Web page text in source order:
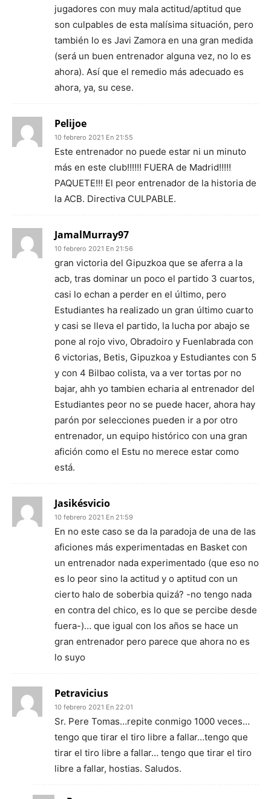
jugadores con muy mala actitud/aptitud que
son culpables de esta malísima situación, pero
también lo es Javi Zamora en una gran medida
(será un buen entrenador alguna vez, no lo es
ahora). Así que el remedio más adecuado es
ahora, ya, su cese.
Pelijoe
10 febrero 2021 En 21:55
Este entrenador no puede estar ni un minuto
más en este club!!!!!! FUERA de Madrid!!!!!
PAQUETE!!! El peor entrenador de la historia de
la ACB. Directiva CULPABLE.
JamalMurray97
10 febrero 2021 En 21:56
gran victoria del Gipuzkoa que se aferra a la
acb, tras dominar un poco el partido 3 cuartos,
casi lo echan a perder en el último, pero
Estudiantes ha realizado un gran último cuarto
y casi se lleva el partido, la lucha por abajo se
pone al rojo vivo, Obradoiro y Fuenlabrada con
6 victorias, Betis, Gipuzkoa y Estudiantes con 5
y con 4 Bilbao colista, va a ver tortas por no
bajar, ahh yo tambien echaria al entrenador del
Estudiantes peor no se puede hacer, ahora hay
parón por selecciones pueden ir a por otro
entrenador, un equipo histórico con una gran
afición como el Estu no merece estar como
está.
Jasikésvicio
10 febrero 2021 En 21:59
En no este caso se da la paradoja de una de las
aficiones más experimentadas en Basket con
un entrenador nada experimentado (que eso no
es lo peor sino la actitud y o aptitud con un
cierto halo de soberbia quizá? -no tengo nada
en contra del chico, es lo que se percibe desde
fuera-)… que igual con los años se hace un
gran entrenador pero parece que ahora no es
lo suyo
Petravicius
10 febrero 2021 En 22:01
Sr. Pere Tomas…repite conmigo 1000 veces…
tengo que tirar el tiro libre a fallar…tengo que
tirar el tiro libre a fallar… tengo que tirar el tiro
libre a fallar, hostias. Saludos.